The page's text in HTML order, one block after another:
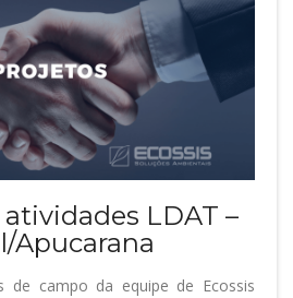
LDAT –
Apucarana
de campo da equipe de Ecossis